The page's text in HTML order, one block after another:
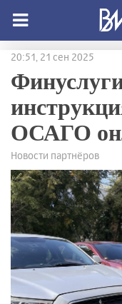
20:51, 21 сен 2025
ОСАГО
Новости партнёров